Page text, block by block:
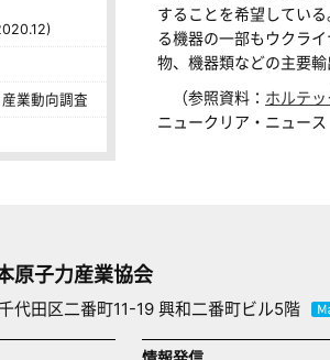
することを希望してい
る機器の一部もウクラ
物、機器類などの主要輸
（参照資料： ホルテ
ニュークリア・ニュース
業動向調査
原子力産業協会
代田区二番町11-19 興和二番町ビル5階